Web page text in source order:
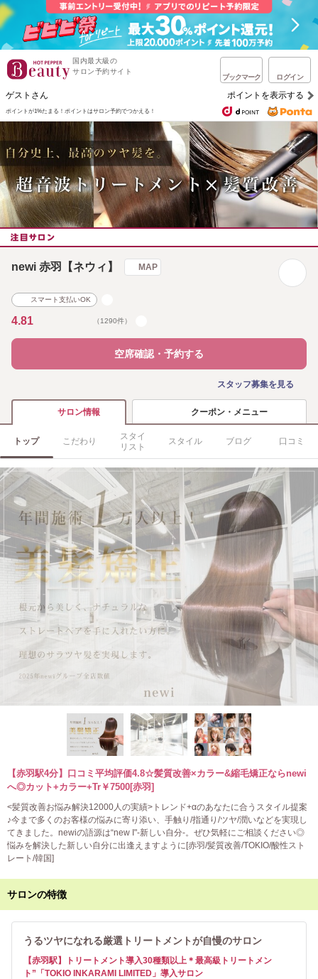
国内最大級の
サロン予約サイト
ブックマーク ログイン
ゲストさん ポイントを表示する
ポイントが1%たまる！ ポイントはサロン予約でつかえる！
newi 赤羽【ネウィ】 MAP
スマート支払いOK
4.81 （1290件）
空席確認・予約する
スタッフ募集を見る
サロン情報 クーポン・メニュー
トップ こだわり
スタイ
リスト
スタイル ブログ 口コミ
【赤羽駅4分】口コミ平均評価4.8☆髪質改善×カラー&縮毛矯正ならnewi
へ◎カット+カラー+Tr￥7500[赤羽]
<髪質改善お悩み解決12000人の実績>トレンド+αのあなたに合うスタイル提案
♪今まで多くのお客様の悩みに寄り添い、手触り/指通り/ツヤ/潤いなどを実現し
てきました。newiの語源は“new I"-新しい自分-。ぜひ気軽にご相談ください◎
悩みを解決した新しい自分に出逢えますように[赤羽/髪質改善/TOKIO/酸性スト
レート/韓国]
サロンの特徴
うるツヤになれる厳選トリートメントが自慢のサロン
【赤羽駅】トリートメント導入30種類以上＊最高級トリートメン
ト”「TOKIO INKARAMI LIMITED」導入サロン